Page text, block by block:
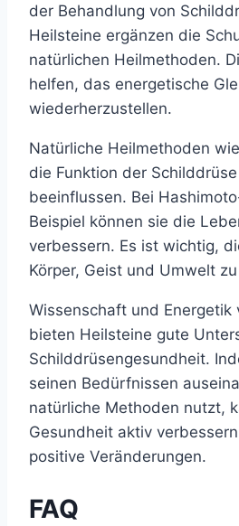
der Behandlung von
Heilsteine ergänzen die
natürlichen Heilmethoden.
helfen, das energetische
wiederherzustellen.
Natürliche Heilmethoden
die Funktion der
beeinflussen. Bei
Beispiel können sie die
verbessern. Es ist wichtig,
Körper, Geist und Umwelt
Wissenschaft und
bieten Heilsteine gute
Schilddrüsengesundheit.
seinen Bedürfnissen
natürliche Methoden nutzt,
Gesundheit aktiv
positive Veränderungen.
FAQ